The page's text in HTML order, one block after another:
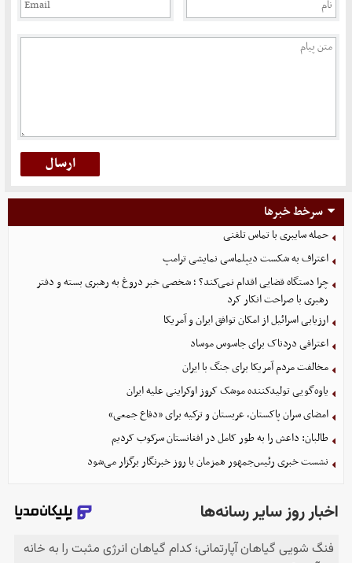
سرخط خبرها
حمله سایبری با تماس تلفنی
اعتراف به شکست دیپلماسی نمایشی ترامپ
چرا دستگاه قضایی اقدام نمی‌کند؟ ؛ شخصی خبر دروغ به رهبری بسته و دفتر
رهبری با صراحت انکار کرد
ارزیابی اسرائیل از امکان توافق ایران و آمریکا
اعترافی دردناک برای جاسوس موساد
مخالفت مردم آمریکا برای جنگ با ایران
یاوه‌گویی تولیدکننده موشک کروز اوکراینی علیه ایران
امضای سران پاکستان، عربستان و ترکیه برای «دفاع جمعی»
طالبان: داعش را به طور کامل در افغانستان سرکوب کردیم
نشست خبری رئیس‌جمهور همزمان با روز خبرنگار برگزار می‌شود